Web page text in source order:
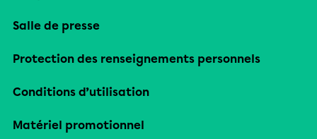
Salle de presse
Protection des renseignements personnels
Conditions d’utilisation
Matériel promotionnel